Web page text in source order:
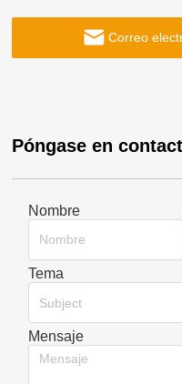
Correo
Póngase en
Nombre
Tema
Subject
Mensaje